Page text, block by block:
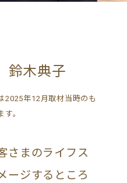
木典子
年12月取材当時のも
。
さまのライフス
ージするところ